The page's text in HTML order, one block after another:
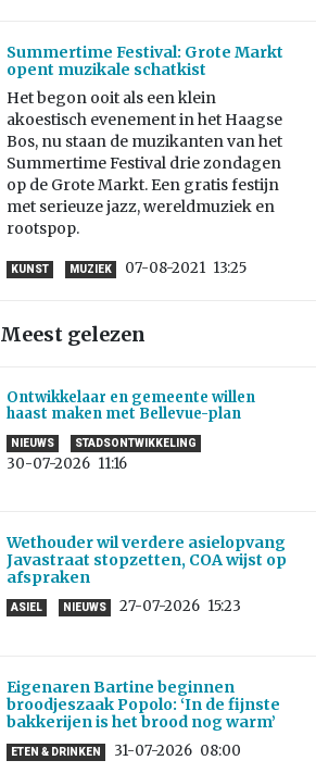
Summertime Festival: Grote Markt
opent muzikale schatkist
Het begon ooit als een klein
akoestisch evenement in het Haagse
Bos, nu staan de muzikanten van het
Summertime Festival drie zondagen
op de Grote Markt. Een gratis festijn
met serieuze jazz, wereldmuziek en
rootspop.
KUNST MUZIEK 07-08-2021 13:25
Meest gelezen
Ontwikkelaar en gemeente willen
haast maken met Bellevue-plan
NIEUWS STADSONTWIKKELING
30-07-2026 11:16
Wethouder wil verdere asielopvang
Javastraat stopzetten, COA wijst op
afspraken
ASIEL NIEUWS 27-07-2026 15:23
Eigenaren Bartine beginnen
broodjeszaak Popolo: ‘In de fijnste
bakkerijen is het brood nog warm’
ETEN & DRINKEN 31-07-2026 08:00